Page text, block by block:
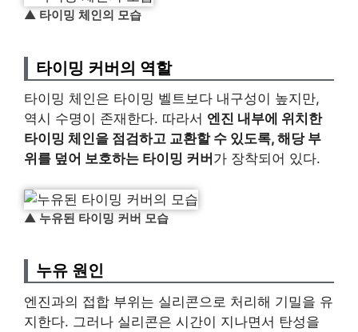
▲ 타이밍 체인의 모습
타이밍 커버의 역할
타이밍 체인은 타이밍 벨트보다 내구성이 높지만,
역시 수명이 존재한다. 따라서 엔진 내부에 위치한
타이밍 체인을 점검하고 교환할 수 있도록, 해당 부
위를 덮어 보호하는 타이밍 커버 가 장착되어 있다.
▲ 누유된 타이밍 커버 모습
누유 원인
엔진과의 접합 부위는 실리콘으로 처리해 기밀을 유
지한다. 그러나 실리콘은 시간이 지나면서 탄성을